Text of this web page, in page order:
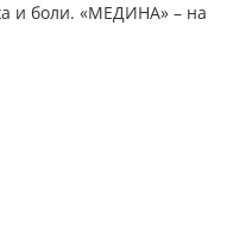
и боли. «МЕДИНА» – на